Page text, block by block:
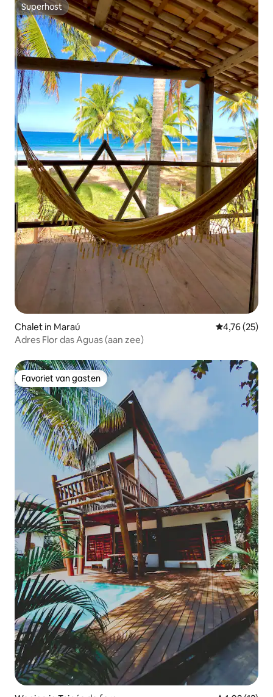
Superhost
Superhost
Chalet in Maraú Gemiddelde
4,76 (25)
Adres Flor das Aguas (aan zee)
Favoriet van gasten
Favoriet van gasten